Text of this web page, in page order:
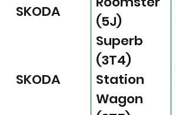
SKODA
(5J)
SKODA
Superb
(3T4)
Station
Wagon